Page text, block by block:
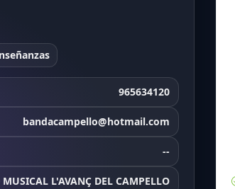
965634120
bandacampello@hotmail.com
--
L'AVANÇ DEL CAMPELLO